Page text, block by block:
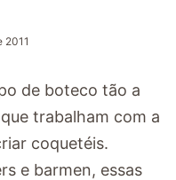
2011
de boteco tão a
trabalham com a
coquetéis.
e barmen, essas